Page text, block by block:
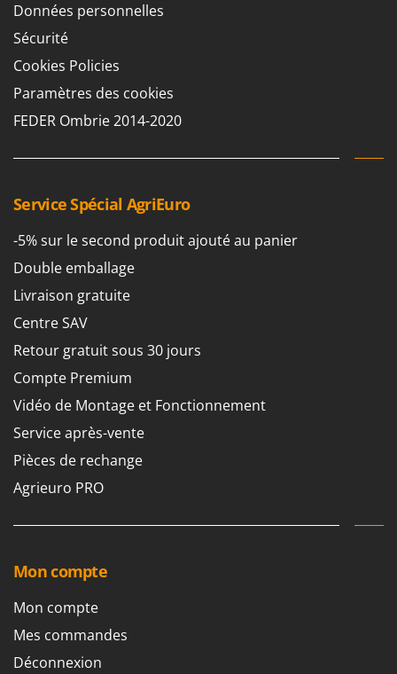
Données personnelles
Sécurité
Cookies Policies
Paramètres des cookies
FEDER Ombrie 2014-2020
Service Spécial AgriEuro
-5% sur le second produit ajouté au panier
Double emballage
Livraison gratuite
Centre SAV
Retour gratuit sous 30 jours
Compte Premium
Vidéo de Montage et Fonctionnement
Service après-vente
Pièces de rechange
Agrieuro PRO
Mon compte
Mon compte
Mes commandes
Déconnexion